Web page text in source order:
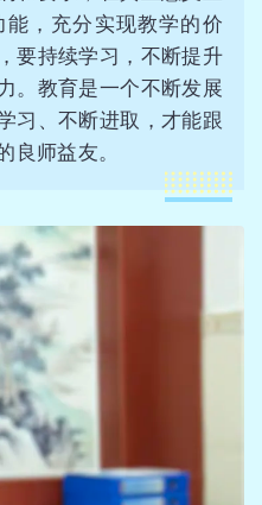
，充分实现教学的价
要持续学习，不断提升
。教育是一个不断发展
习、不断进取，才能跟
良师益友。